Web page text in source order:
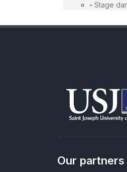
- Stage
Our partners